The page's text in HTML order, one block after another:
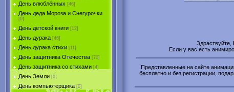
День влюблённых [46]
День деда Мороза и Снегурочки
[0]
День детской книги [12]
День дурака [46]
День дурака стихи [11]
День защитника Отечества [70]
День защитника со стихами [4]
День Земли [0]
День компьютерщика [0]
Здраствуйте,
Если у вас есть
Представленные на сайте
бесплатно и без регистрации,